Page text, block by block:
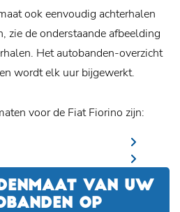
ook eenvoudig achterhalen
zie de onderstaande afbeelding
Het autobanden-overzicht
wordt elk uur bijgewerkt.
voor de Fiat Fiorino zijn:
VAN UW
OP